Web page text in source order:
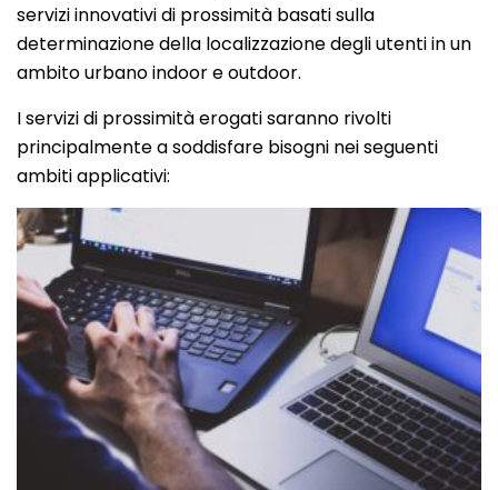
servizi innovativi di prossimità basati sulla
determinazione della localizzazione degli utenti in un
ambito urbano indoor e outdoor.
I servizi di prossimità erogati saranno rivolti
principalmente a soddisfare bisogni nei seguenti
ambiti applicativi: